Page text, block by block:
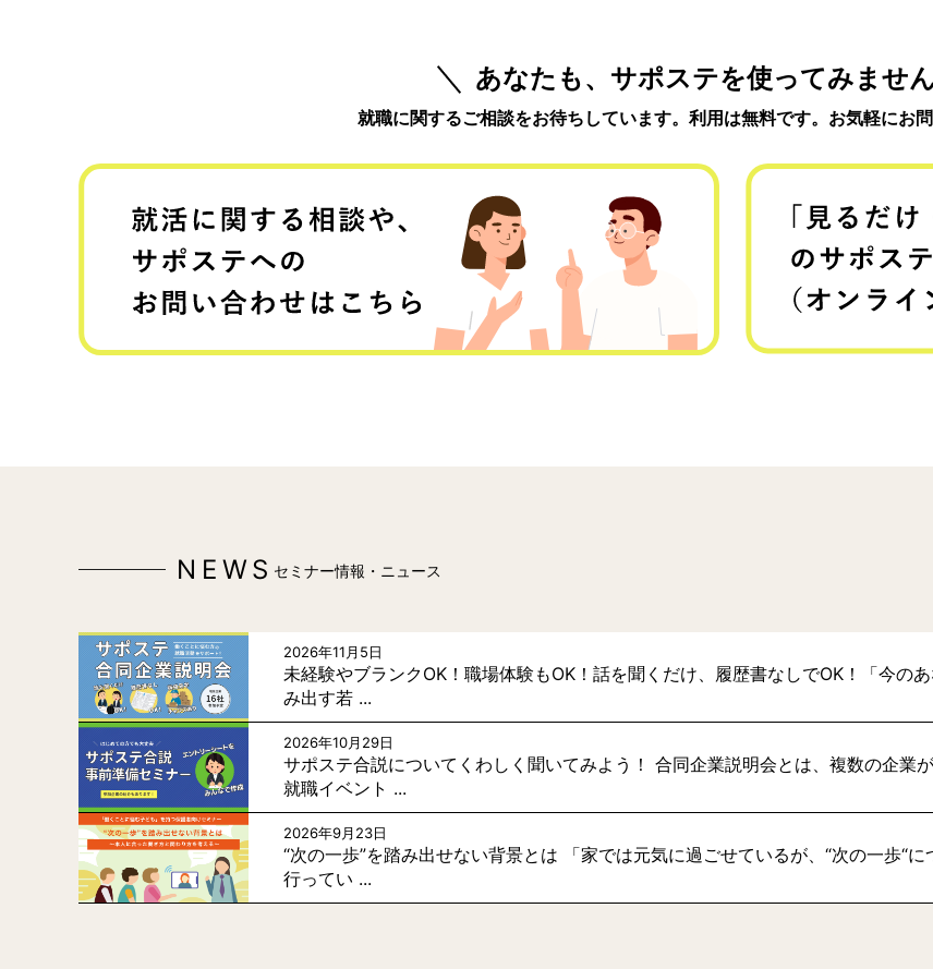
あなたも、サポステを使ってみませ
就職に関するご相談をお待ちしています。利用は無料です。お気軽にお問
NEWS セミナー情報・ニュース
2026年11月5日
未経験やブランクOK！職場体験もOK！話を聞くだけ、履歴書なしでOK！「今の
み出す若 ...
2026年10月29日
サポステ合説についてくわしく聞いてみよう！ 合同企業説明会とは、複数の企業
就職イベント ...
2026年9月23日
“次の一歩”を踏み出せない背景とは 「家では元気に過ごせているが、“次の一歩“
行ってい ...